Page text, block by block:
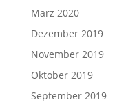
März 2020
Dezember 2019
November 2019
Oktober 2019
September 2019